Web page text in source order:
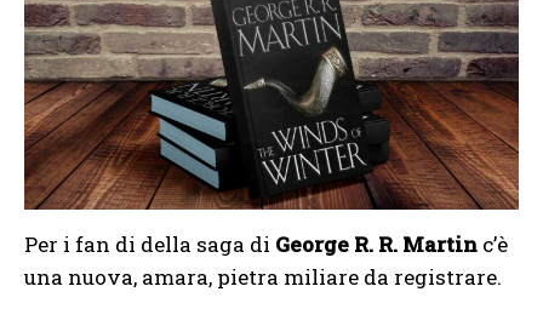
Per i fan di della saga di George R. R. Martin c’è
una nuova, amara, pietra miliare da registrare.